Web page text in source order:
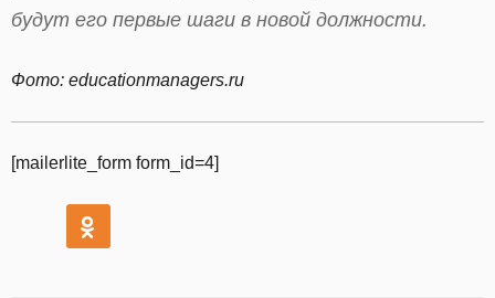
будут его первые шаги в новой должности.
Фото: educationmanagers.ru
[mailerlite_form form_id=4]